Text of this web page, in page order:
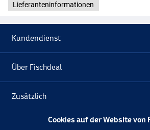
Lieferanteninformationen
Kundendienst
Über Fischdeal
Zusätzlich
Lagerräumung
Cookies auf der Website von